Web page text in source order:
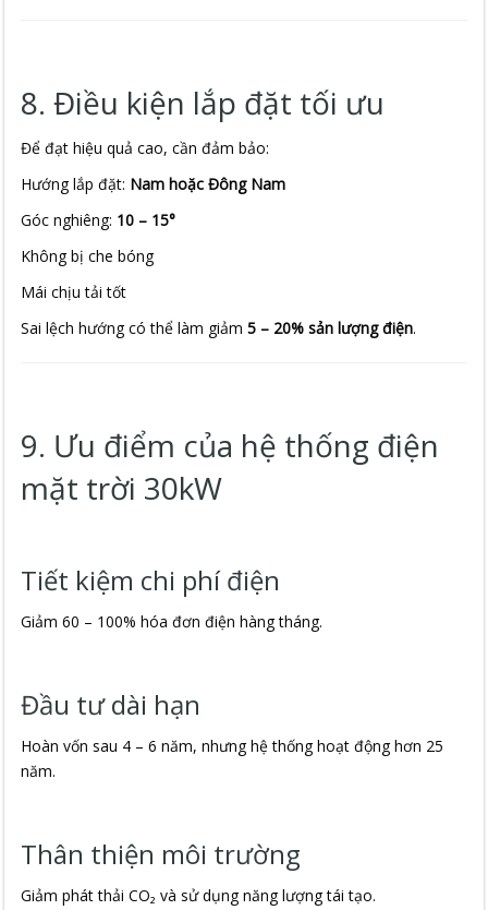
8. Điều kiện lắp đặt tối ưu
Để đạt hiệu quả cao, cần đảm bảo:
Hướng lắp đặt: Nam hoặc Đông Nam
Góc nghiêng: 10 – 15°
Không bị che bóng
Mái chịu tải tốt
Sai lệch hướng có thể làm giảm5 – 20% sản lượng điện.
9. Ưu điểm của hệ thống điện
mặt trời 30kW
Tiết kiệm chi phí điện
Giảm 60 – 100% hóa đơn điện hàng tháng.
Đầu tư dài hạn
Hoàn vốn sau 4 – 6 năm, nhưng hệ thống hoạt động hơn 25
năm.
Thân thiện môi trường
Giảm phát thải CO₂ và sử dụng năng lượng tái tạo.